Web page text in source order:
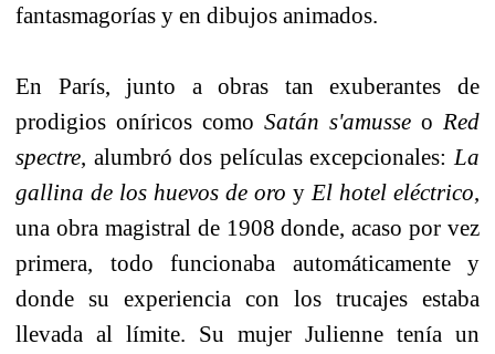
fantasmagorías y en dibujos animados.
En París, junto a obras tan exuberantes de
prodigios oníricos como Satán s'amusse o Red
spectre, alumbró dos películas excepcionales: La
gallina de los huevos de oro y El hotel eléctrico,
una obra magistral de 1908 donde, acaso por vez
primera, todo funcionaba automáticamente y
donde su experiencia con los trucajes estaba
llevada al límite. Su mujer Julienne tenía un